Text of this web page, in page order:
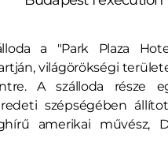
a "Park Plaza
világörökségi
A szálloda része
szépségében
amerikai művész,